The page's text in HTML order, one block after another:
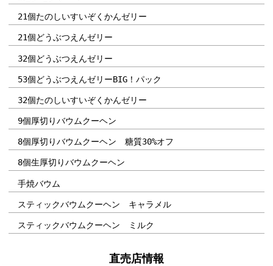
21個たのしいすいぞくかんゼリー
21個どうぶつえんゼリー
32個どうぶつえんゼリー
53個どうぶつえんゼリーBIG！パック
32個たのしいすいぞくかんゼリー
9個厚切りバウムクーヘン
8個厚切りバウムクーヘン 糖質30%オフ
8個生厚切りバウムクーヘン
手焼バウム
スティックバウムクーヘン キャラメル
スティックバウムクーヘン ミルク
直売店情報